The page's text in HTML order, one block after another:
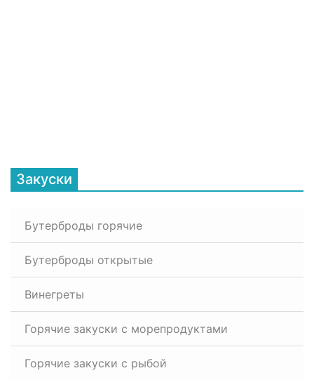
Закуски
Бутерброды горячие
Бутерброды открытые
Винегреты
Горячие закуски с морепродуктами
Горячие закуски с рыбой